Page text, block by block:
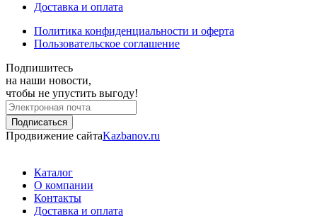
Доставка и оплата
Политика конфиденциальности и оферта
Пользовательское соглашение
Подпишитесь
на наши новости,
чтобы не упустить выгоду!
Продвижение сайтаKazbanov.ru
Каталог
О компании
Контакты
Доставка и оплата